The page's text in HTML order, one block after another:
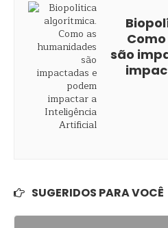
são
SUGERIDOS PARA VOCÊ